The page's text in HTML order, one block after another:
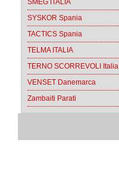
SMEG ITALIA
SYSKOR Spania
TACTICS Spania
TELMA ITALIA
TERNO SCORREVOLI Italia
VENSET Danemarca
Zambaiti Parati